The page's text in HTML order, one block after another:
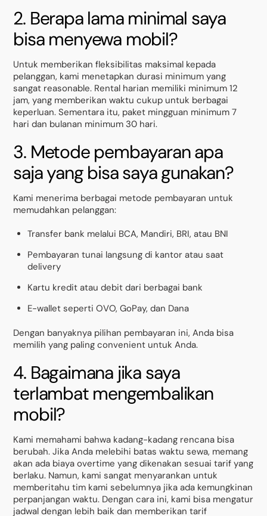
2. Berapa lama minimal saya
bisa menyewa mobil?
Untuk memberikan fleksibilitas maksimal kepada
pelanggan, kami menetapkan durasi minimum yang
sangat reasonable. Rental harian memiliki minimum 12
jam, yang memberikan waktu cukup untuk berbagai
keperluan. Sementara itu, paket mingguan minimum 7
hari dan bulanan minimum 30 hari.
3. Metode pembayaran apa
saja yang bisa saya gunakan?
Kami menerima berbagai metode pembayaran untuk
memudahkan pelanggan:
Transfer bank melalui BCA, Mandiri, BRI, atau BNI
Pembayaran tunai langsung di kantor atau saat
delivery
Kartu kredit atau debit dari berbagai bank
E-wallet seperti OVO, GoPay, dan Dana
Dengan banyaknya pilihan pembayaran ini, Anda bisa
memilih yang paling convenient untuk Anda.
4. Bagaimana jika saya
terlambat mengembalikan
mobil?
Kami memahami bahwa kadang-kadang rencana bisa
berubah. Jika Anda melebihi batas waktu sewa, memang
akan ada biaya overtime yang dikenakan sesuai tarif yang
berlaku. Namun, kami sangat menyarankan untuk
memberitahu tim kami sebelumnya jika ada kemungkinan
perpanjangan waktu. Dengan cara ini, kami bisa mengatur
jadwal dengan lebih baik dan memberikan tarif